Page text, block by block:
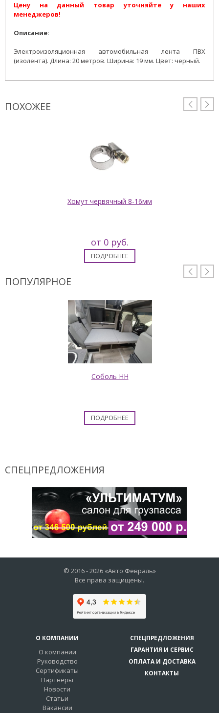
Цену на данный товар уточняйте у наших
менеджеров!
Описание:
Электроизоляционная автомобильная лента ПВХ
(изолента). Длина: 20 метров. Ширина: 19 мм. Цвет: черный.
 
ПОХОЖЕЕ
Хомут червячный 8-16мм
от 0 руб.
ПОДРОБНЕЕ
 
ПОПУЛЯРНОЕ
Соболь НН
ПОДРОБНЕЕ
СПЕЦПРЕДЛОЖЕНИЯ
© 2016 -2026 «Авто Февраль»
Все права защищены.
О КОМПАНИИ
О компании
Руководство
Сертификаты
Партнеры
Новости
Статьи
Вакансии
СПЕЦПРЕДЛОЖЕНИЯ
ГАРАНТИЯ И СЕРВИС
ОПЛАТА И ДОСТАВКА
КОНТАКТЫ